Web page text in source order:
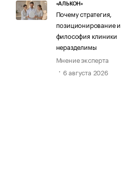
«АЛЬКОН»
Почему стратегия,
позиционирование и
философия клиники
неразделимы
Мнение эксперта
6 августа 2026